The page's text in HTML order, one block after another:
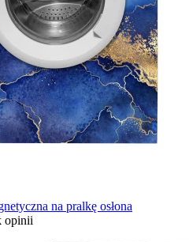
na pralkę osłona
opinii